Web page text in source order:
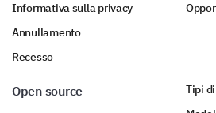
Informativa sulla privacy
Annullamento
Recesso
Open source
Tipi